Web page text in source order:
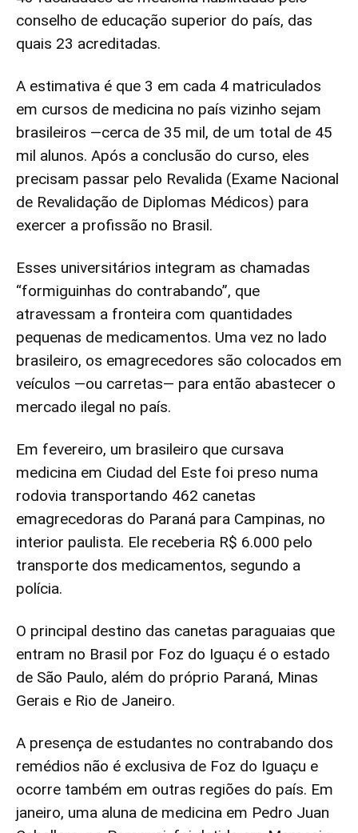
conselho de educação superior do país, das
quais 23 acreditadas.
A estimativa é que 3 em cada 4 matriculados
em cursos de medicina no país vizinho sejam
brasileiros —cerca de 35 mil, de um total de 45
mil alunos. Após a conclusão do curso, eles
precisam passar pelo Revalida (Exame Nacional
de Revalidação de Diplomas Médicos) para
exercer a profissão no Brasil.
Esses universitários integram as chamadas
“formiguinhas do contrabando”, que
atravessam a fronteira com quantidades
pequenas de medicamentos. Uma vez no lado
brasileiro, os emagrecedores são colocados em
veículos —ou carretas— para então abastecer o
mercado ilegal no país.
Em fevereiro, um brasileiro que cursava
medicina em Ciudad del Este foi preso numa
rodovia transportando 462 canetas
emagrecedoras do Paraná para Campinas, no
interior paulista. Ele receberia R$ 6.000 pelo
transporte dos medicamentos, segundo a
polícia.
O principal destino das canetas paraguaias que
entram no Brasil por Foz do Iguaçu é o estado
de São Paulo, além do próprio Paraná, Minas
Gerais e Rio de Janeiro.
A presença de estudantes no contrabando dos
remédios não é exclusiva de Foz do Iguaçu e
ocorre também em outras regiões do país. Em
janeiro, uma aluna de medicina em Pedro Juan